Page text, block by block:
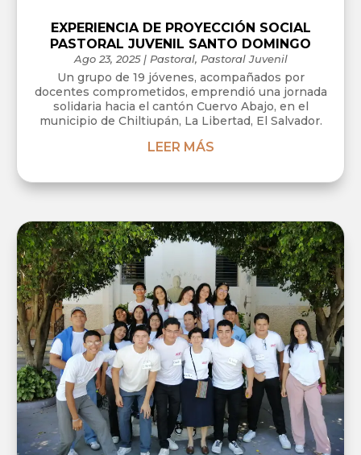
EXPERIENCIA DE PROYECCIÓN SOCIAL
PASTORAL JUVENIL SANTO DOMINGO
Ago 23, 2025| Pastoral, Pastoral Juvenil
Un grupo de 19 jóvenes, acompañados por
docentes comprometidos, emprendió una jornada
solidaria hacia el cantón Cuervo Abajo, en el
municipio de Chiltiupán, La Libertad, El Salvador.
LEER MÁS